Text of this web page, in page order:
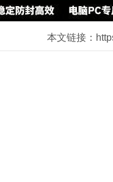
本文链接：